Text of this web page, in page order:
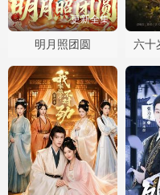
更新全集
明月照团圆